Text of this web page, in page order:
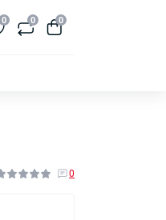
0 0 0
0